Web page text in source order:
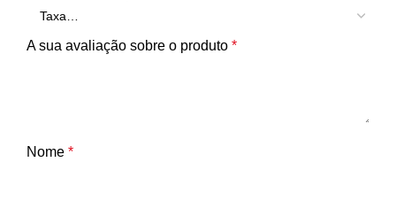
A sua avaliação sobre o produto *
Nome *